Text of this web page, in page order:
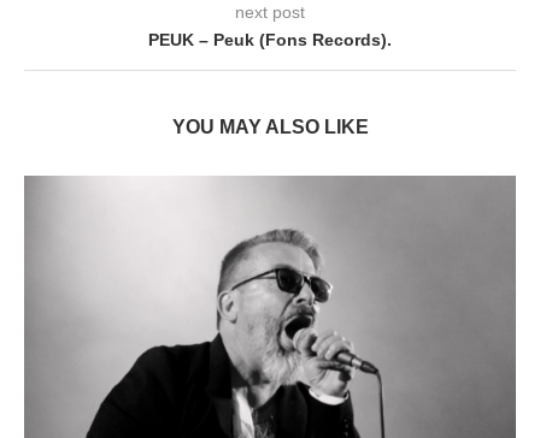
next post
PEUK – Peuk (Fons Records).
YOU MAY ALSO LIKE